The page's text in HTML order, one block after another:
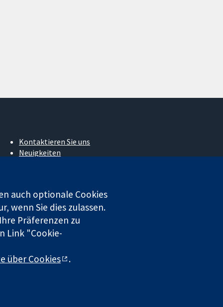
Kontaktieren Sie uns
Neuigkeiten
Cochrane Library
Haftung (Nr. 03044323) registriert. Umsatzsteuer-
|Datenschutz
auch optionale Cookies
wenn Sie dies zulassen.
Präferenzen zu
Link "Cookie-
über Cookies .